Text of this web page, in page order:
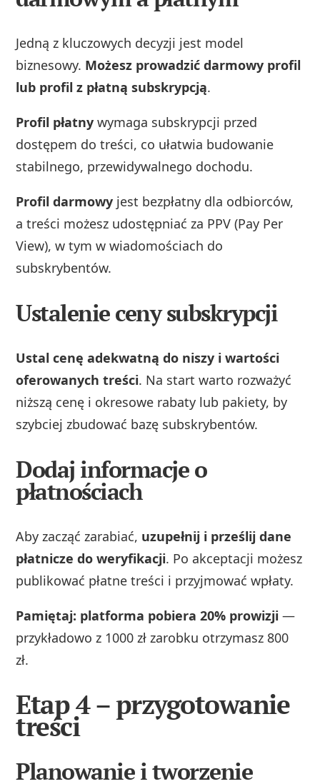
Jedną z kluczowych decyzji jest model
biznesowy. Możesz prowadzić darmowy profil
lub profil z płatną subskrypcją.
Profil płatny wymaga subskrypcji przed
dostępem do treści, co ułatwia budowanie
stabilnego, przewidywalnego dochodu.
Profil darmowy jest bezpłatny dla odbiorców,
a treści możesz udostępniać za PPV (Pay Per
View), w tym w wiadomościach do
subskrybentów.
Ustalenie ceny subskrypcji
Ustal cenę adekwatną do niszy i wartości
oferowanych treści. Na start warto rozważyć
niższą cenę i okresowe rabaty lub pakiety, by
szybciej zbudować bazę subskrybentów.
Dodaj informacje o
płatnościach
Aby zacząć zarabiać, uzupełnij i prześlij dane
płatnicze do weryfikacji. Po akceptacji możesz
publikować płatne treści i przyjmować wpłaty.
Pamiętaj: platforma pobiera 20% prowizji —
przykładowo z 1000 zł zarobku otrzymasz 800
zł.
Etap 4 – przygotowanie
treści
Planowanie i tworzenie